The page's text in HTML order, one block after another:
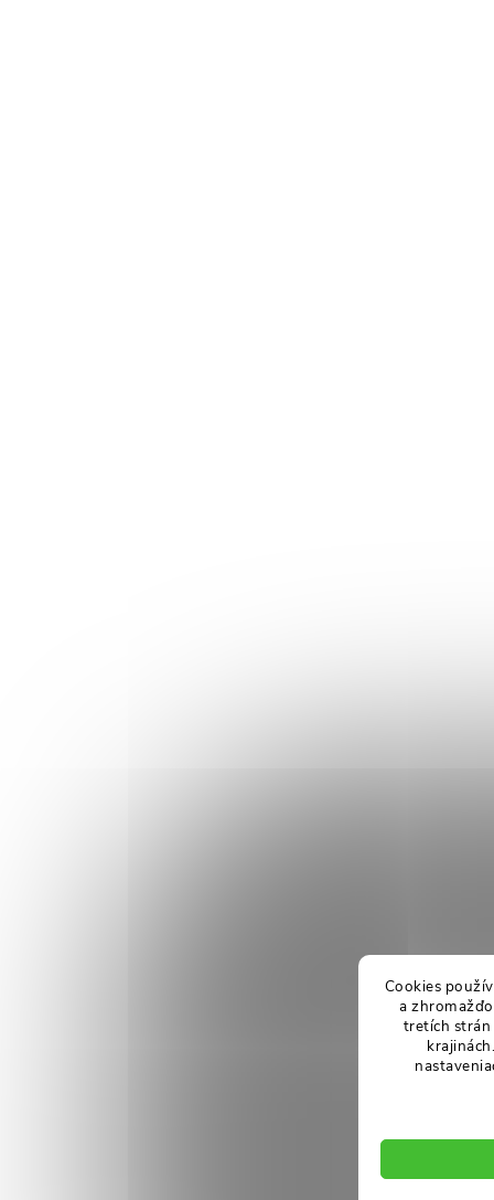
Cookies
a
tretích strán